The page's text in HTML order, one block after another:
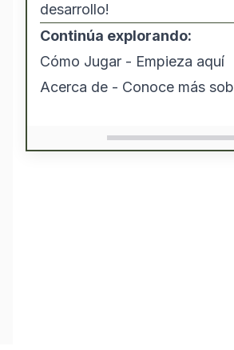
desarrollo!
Continúa explorando:
Cómo Jugar - Empieza aquí
Acerca de - Conoce más